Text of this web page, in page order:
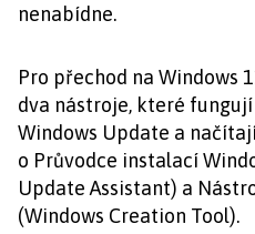
nenabídne.
Pro přechod na Windows
dva nástroje, které
Windows Update a
o Průvodce instalací
Update Assistant) a
(Windows Creation Tool).